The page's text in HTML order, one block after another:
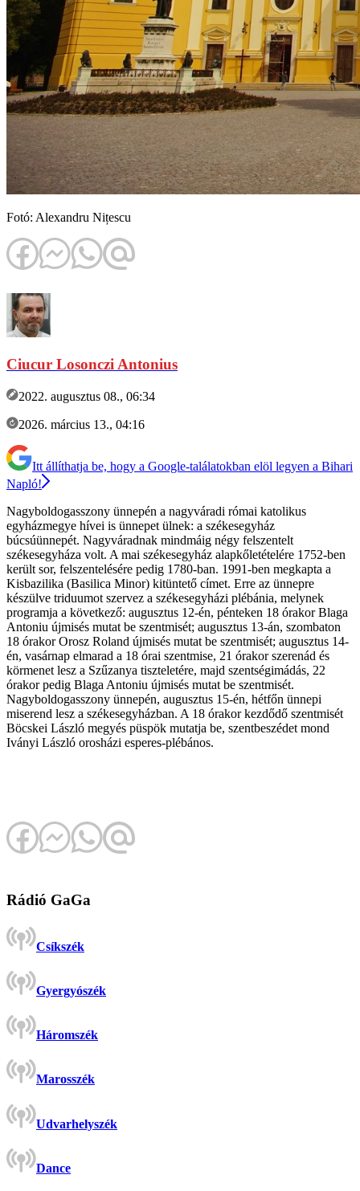
Fotó: Alexandru Nițescu
Ciucur Losonczi Antonius
2022. augusztus 08., 06:34
2026. március 13., 04:16
Itt állíthatja be, hogy a Google-találatokban elöl legyen a Bihari
Napló!
Nagyboldogasszony ünnepén a nagyváradi római katolikus
egyházmegye hívei is ünnepet ülnek: a székesegyház
búcsúünnepét. Nagyváradnak mindmáig négy felszentelt
székesegyháza volt. A mai székesegyház alapkőletételére 1752-ben
került sor, felszentelésére pedig 1780-ban. 1991-ben megkapta a
Kisbazilika (Basilica Minor) kitüntető címet. Erre az ünnepre
készülve triduumot szervez a székesegyházi plébánia, melynek
programja a következő: augusztus 12-én, pénteken 18 órakor Blaga
Antoniu újmisés mutat be szentmisét; augusztus 13-án, szombaton
18 órakor Orosz Roland újmisés mutat be szentmisét; augusztus 14-
én, vasárnap elmarad a 18 órai szentmise, 21 órakor szerenád és
körmenet lesz a Szűzanya tiszteletére, majd szentségimádás, 22
órakor pedig Blaga Antoniu újmisés mutat be szentmisét.
Nagyboldogasszony ünnepén, augusztus 15-én, hétfőn ünnepi
miserend lesz a székesegyházban. A 18 órakor kezdődő szentmisét
Böcskei László megyés püspök mutatja be, szentbeszédet mond
Iványi László orosházi esperes-plébános.
Rádió GaGa
Csíkszék
Gyergyószék
Háromszék
Marosszék
Udvarhelyszék
Dance